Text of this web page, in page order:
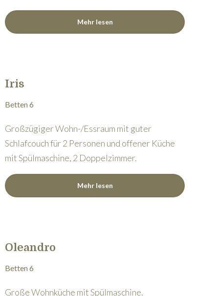
Mehr lesen
Iris
Betten 6
Großzügiger Wohn-/Essraum mit guter
Schlafcouch für 2 Personen und offener Küche
mit Spülmaschine, 2 Doppelzimmer.
Mehr lesen
Oleandro
Betten 6
Große Wohnküche mit Spülmaschine.